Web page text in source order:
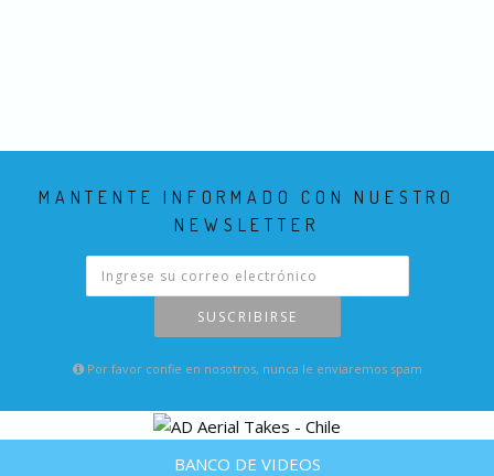
MANTENTE INFORMADO CON NUESTRO
NEWSLETTER
SUSCRIBIRSE
Por favor confie en nosotros, nunca le enviaremos spam
BANCO DE VIDEOS